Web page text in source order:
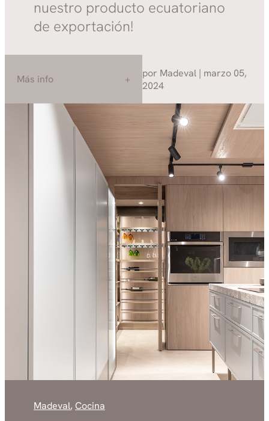
nuestro producto ecuatoriano
de exportación!
Más info
por Madeval | marzo 05,
2024
Madeval, Cocina